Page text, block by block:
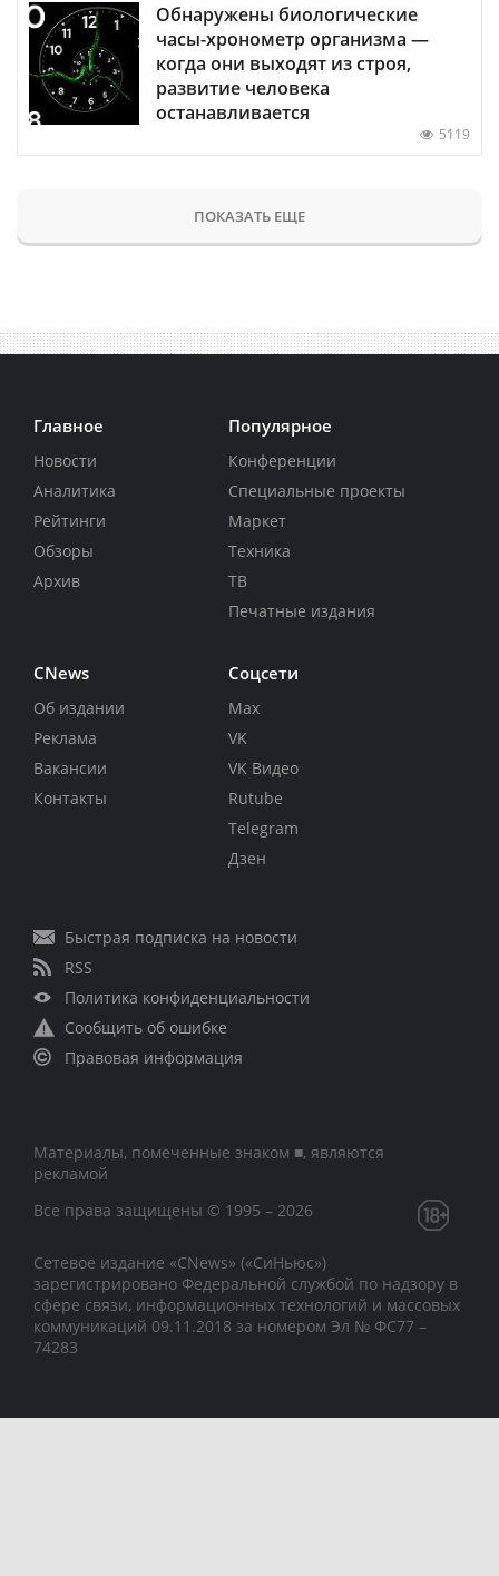
Обнаружены биологические
часы-хронометр организма —
когда они выходят из строя,
развитие человека
останавливается
5119
ПОКАЗАТЬ ЕЩЕ
Главное
Новости
Аналитика
Рейтинги
Обзоры
Архив
Популярное
Конференции
Специальные проекты
Маркет
Техника
ТВ
Печатные издания
CNews
Об издании
Реклама
Вакансии
Контакты
Соцсети
Max
VK
VK Видео
Rutube
Telegram
Дзен
Быстрая подписка на новости
RSS
Политика конфиденциальности
Сообщить об ошибке
Правовая информация
Материалы, помеченные знаком ■, являются
рекламой
Все права защищены © 1995 – 2026
Сетевое издание «CNews» («СиНьюс»)
зарегистрировано Федеральной службой по надзору в
сфере связи, информационных технологий и массовых
коммуникаций 09.11.2018 за номером Эл № ФС77 –
74283